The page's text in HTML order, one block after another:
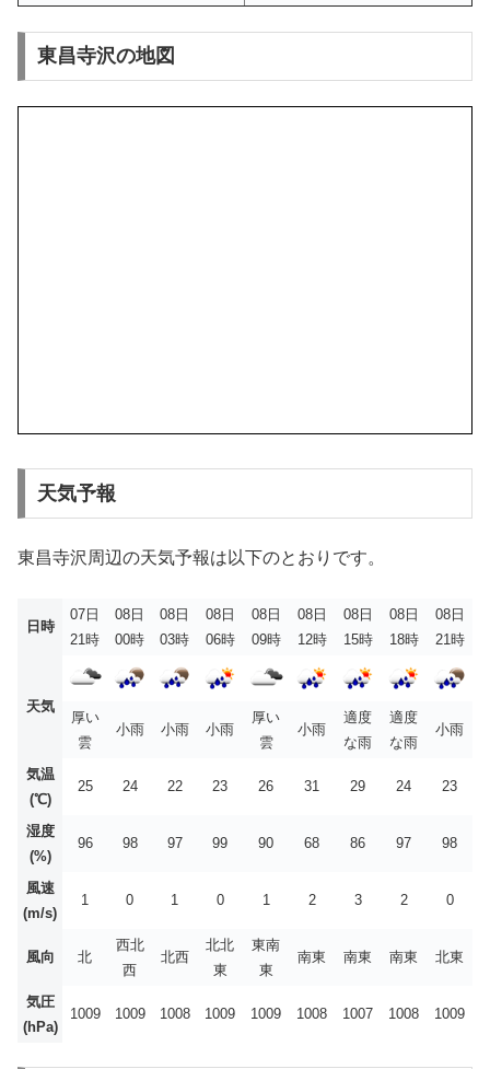
東昌寺沢の地図
天気予報
東昌寺沢周辺の天気予報は以下のとおりです。
日時
07日
21時
08日
00時
08日
03時
08日
06時
08日
09時
08日
12時
08日
15時
08日
18時
08日
21時
天気
厚い
雲
小雨 小雨 小雨
厚い
雲
小雨
適度
な雨
適度
な雨
小雨
気温
(℃)
25 24 22 23 26 31 29 24 23
湿度
(%)
96 98 97 99 90 68 86 97 98
風速
(m/s)
1 0 1 0 1 2 3 2 0
風向 北
西北
西
北西
北北
東
東南
東
南東 南東 南東 北東
気圧
(hPa)
1009 1009 1008 1009 1009 1008 1007 1008 1009